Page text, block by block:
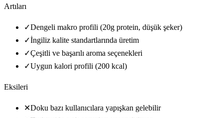
Artıları
✓Dengeli makro profili (20g protein, düşük şeker)
✓İngiliz kalite standartlarında üretim
✓Çeşitli ve başarılı aroma seçenekleri
✓Uygun kalori profili (200 kcal)
Eksileri
✕Doku bazı kullanıcılara yapışkan gelebilir